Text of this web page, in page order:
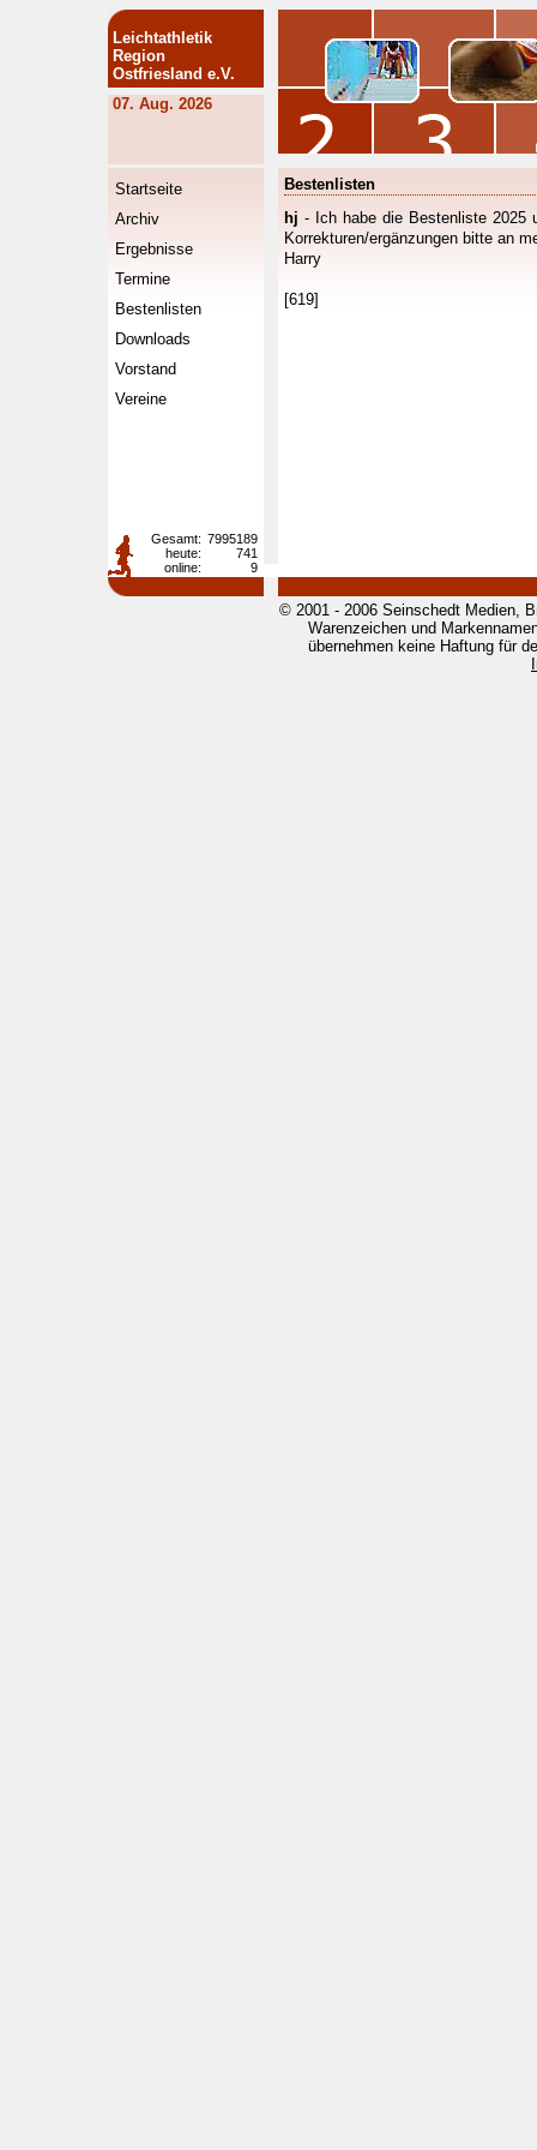
Leichtathletik
Region
Ostfriesland e.V.
07. Aug. 2026
Startseite
Archiv
Ergebnisse
Termine
Bestenlisten
Downloads
Vorstand
Vereine
Bestenlisten
hj - Ich habe die Bestenliste 2025
Korrekturen/ergänzungen bitte an
Harry
[619]
Gesamt: 7995189
heute:
741
online:
9
© 2001 - 2006 Seinschedt Medien,
Warenzeichen und
übernehmen keine Haftung für